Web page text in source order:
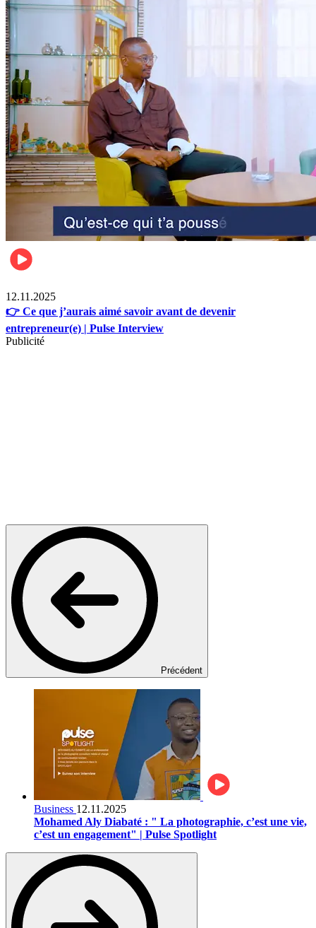
12.11.2025
👉 Ce que j’aurais aimé savoir avant de devenir
entrepreneur(e) | Pulse Interview
Publicité
Précédent
Business 12.11.2025
Mohamed Aly Diabaté : " La photographie, c’est une vie,
c’est un engagement" | Pulse Spotlight